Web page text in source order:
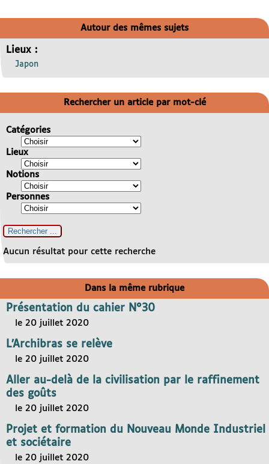
Autour des mêmes sujets
Lieux :
Japon
Rechercher un article par mot-clé
Catégories
Lieux
Notions
Personnes
Aucun résultat pour cette recherche
Dans la même rubrique
Présentation du cahier N°30
le 20 juillet 2020
L’Archibras se relève
le 20 juillet 2020
Aller au-delà de la civilisation par le raffinement
des goûts
le 20 juillet 2020
Projet et formation du Nouveau Monde Industriel
et sociétaire
le 20 juillet 2020